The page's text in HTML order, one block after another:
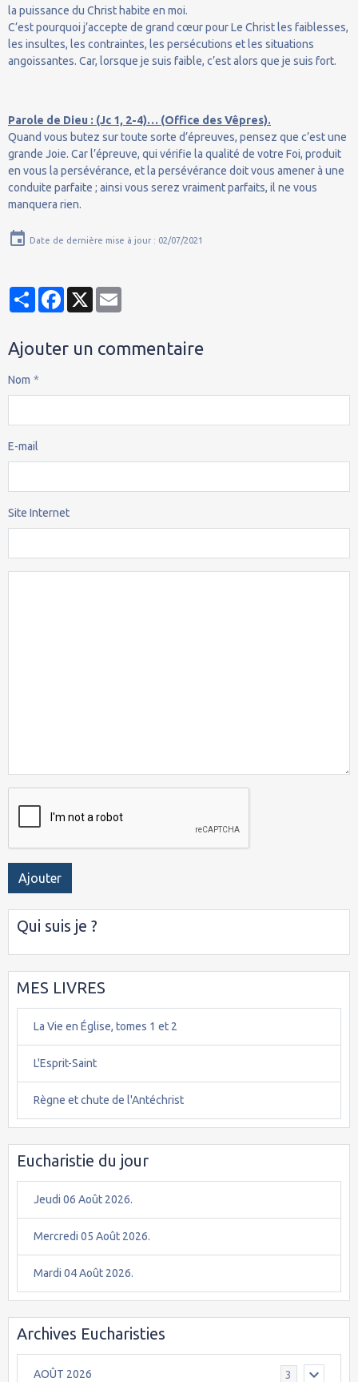
la puissance du Christ habite en moi.
C’est pourquoi j’accepte de grand cœur pour Le Christ les faiblesses,
les insultes, les contraintes, les persécutions et les situations
angoissantes. Car, lorsque je suis faible, c’est alors que je suis fort.
Parole de Dieu : (Jc 1, 2-4)… (Office des Vêpres).
Quand vous butez sur toute sorte d’épreuves, pensez que c’est une
grande Joie. Car l’épreuve, qui vérifie la qualité de votre Foi, produit
en vous la persévérance, et la persévérance doit vous amener à une
conduite parfaite ; ainsi vous serez vraiment parfaits, il ne vous
manquera rien.
Date de dernière mise à jour : 02/07/2021
PartagerFacebook
X
Ajouter un commentaire
Nom
E-mail
Site Internet
Ajouter
Qui suis je ?
MES LIVRES
La Vie en Église, tomes 1 et 2
L'Esprit-Saint
Règne et chute de l'Antéchrist
Eucharistie du jour
Jeudi 06 Août 2026.
Mercredi 05 Août 2026.
Mardi 04 Août 2026.
Archives Eucharisties
AOÛT 2026 3